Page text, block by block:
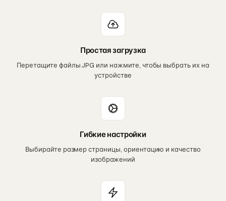
Простая загрузка
Перетащите файлы JPG или нажмите, чтобы выбрать их на
устройстве
Гибкие настройки
Выбирайте размер страницы, ориентацию и качество
изображений